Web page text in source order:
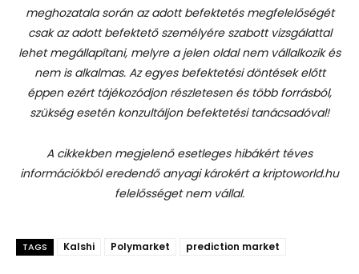
meghozatala során az adott befektetés megfelelőségét
csak az adott befektető személyére szabott vizsgálattal
lehet megállapítani, melyre a jelen oldal nem vállalkozik és
nem is alkalmas. Az egyes befektetési döntések előtt
éppen ezért tájékozódjon részletesen és több forrásból,
szükség esetén konzultáljon befektetési tanácsadóval!
A cikkekben megjelenő esetleges hibákért téves
információkból eredendő anyagi károkért a kriptoworld.hu
felelősséget nem vállal.
TAGS Kalshi Polymarket prediction market